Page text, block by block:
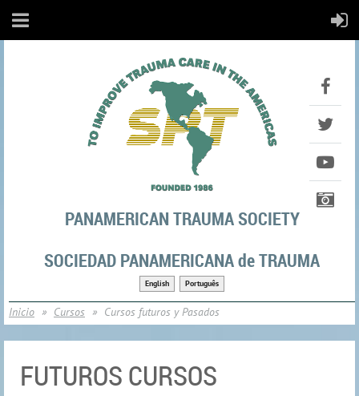
PANAMERICAN TRAUMA SOCIETY
SOCIEDAD PANAMERICANA de TRAUMA
English Português
Inicio Cursos Cursos futuros y Pasados
FUTUROS CURSOS